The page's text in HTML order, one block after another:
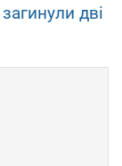
загинули дві